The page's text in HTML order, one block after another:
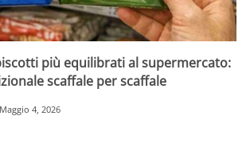
più equilibrati al supermercato:
scaffale per scaffale
Maggio 4, 2026